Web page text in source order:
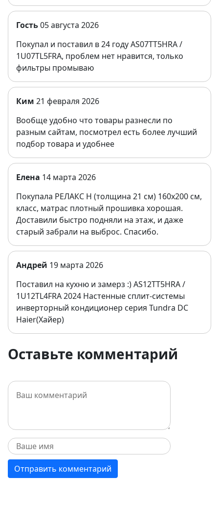
Гость05 августа 2026
Покупал и поставил в 24 году AS07TT5HRA /
1U07TL5FRA, проблем нет нравится, только
фильтры промываю
Ким 21 февраля 2026
Вообще удобно что товары разнесли по
разным сайтам, посмотрел есть более лучший
подбор товара и удобнее
Елена 14 марта 2026
Покупала РЕЛАКС Н (толщина 21 см) 160х200 см,
класс, матрас плотный прошивка хорошая.
Доставили быстро подняли на этаж, и даже
старый забрали на выброс. Спасибо.
Андрей 19 марта 2026
Поставил на кухню и замерз :) AS12TT5HRA /
1U12TL4FRA 2024 Настенные сплит-системы
инверторный кондиционер серия Tundra DC
Haier(Хайер)
Оставьте комментарий